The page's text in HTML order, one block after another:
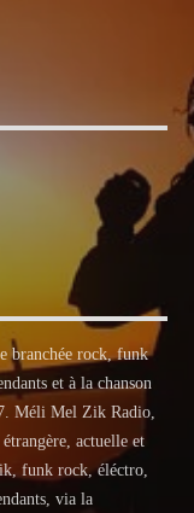
branchée rock, funk
et à la chanson
Méli Mel Zik Radio,
actuelle et
funk rock, éléctro,
via la